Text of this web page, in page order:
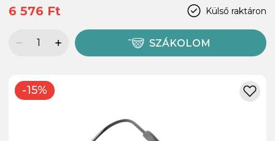
Külső raktáron
6 576 Ft
SZÁKOLOM
-15%